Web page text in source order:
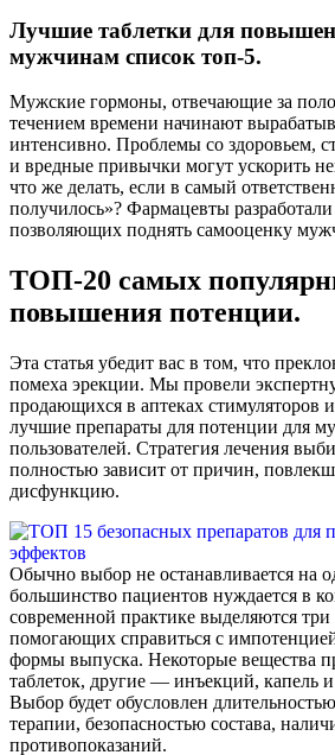
Лучшие таблетки для
мужчинам список топ-5.
Мужские гормоны, отвечающие за
течением времени начинают
интенсивно. Проблемы со здоровьем,
и вредные привычки могут ускорить
что же делать, если в самый
получилось»? Фармацевты
позволяющих поднять самооценку
ТОП-20 самых
повышения потенции.
Эта статья убедит вас в том, что
помеха эрекции. Мы провели
продающихся в аптеках стимуляторов
лучшие препараты для потенции для
пользователей. Стратегия лечения
полностью зависит от причин,
дисфункцию.
Обычно выбор не останавливается на
большинство пациентов нуждается в
современной практике выделяются три
помогающих справиться с
формы выпуска. Некоторые вещества
таблеток, другие — инъекций, капель
Выбор будет обусловлен
терапии, безопасностью состава,
противопоказаний.